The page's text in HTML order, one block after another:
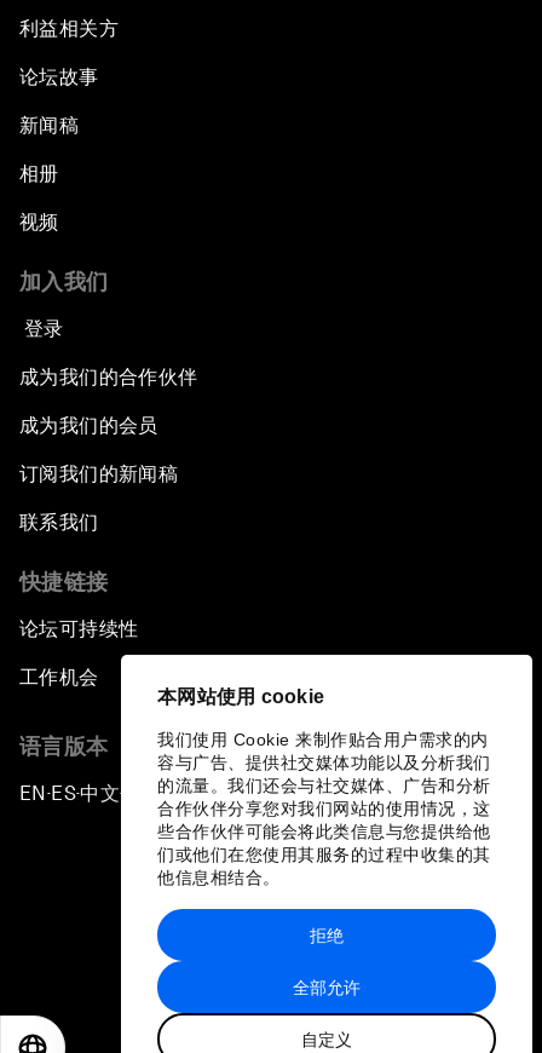
本网站使用 cookie
我们使用 Cookie 来制作贴合用户需求的内
容与广告、提供社交媒体功能以及分析我们
的流量。我们还会与社交媒体、广告和分析
合作伙伴分享您对我们网站的使用情况，这
些合作伙伴可能会将此类信息与您提供给他
们或他们在您使用其服务的过程中收集的其
他信息相结合。
全部允许
自定义
拒绝
利益相关方
论坛故事
新闻稿
相册
视频
加入我们
登录
成为我们的合作伙伴
成为我们的会员
订阅我们的新闻稿
联系我们
快捷链接
论坛可持续性
工作机会
语言版本
EN ▪ ES▪中文▪ 日本語
站点地图
世界经济论坛